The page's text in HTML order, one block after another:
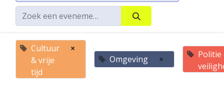
Cultuur
& vrije
tijd
×
Omgeving
×
Politie